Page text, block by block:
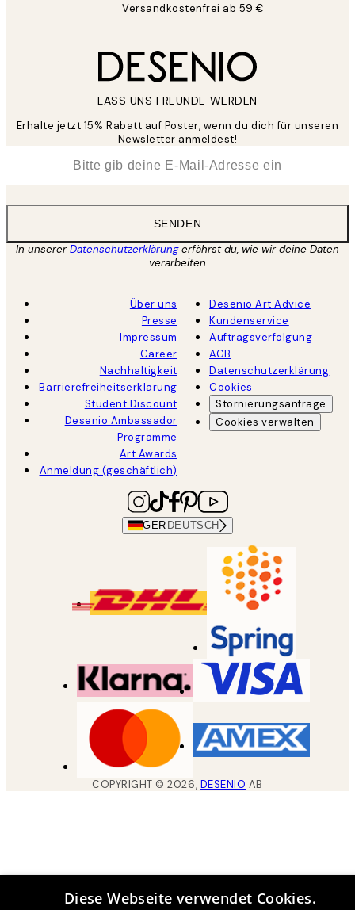
Versandkostenfrei ab 59 €
LASS UNS FREUNDE WERDEN
Erhalte jetzt 15% Rabatt auf Poster, wenn du dich für unseren
Newsletter anmeldest!
SENDEN
In unsererDatenschutzerklärungerfährst du, wie wir deine Daten
verarbeiten
Über uns
Presse
Impressum
Career
Nachhaltigkeit
Barrierefreiheitserklärung
Student Discount
Desenio Ambassador
Programme
Art Awards
Anmeldung (geschäftlich)
Desenio Art Advice
Kundenservice
Auftragsverfolgung
AGB
Datenschutzerklärung
Cookies
Stornierungsanfrage
Cookies verwalten
GER DEUTSCH
COPYRIGHT ©2026, DESENIO AB
Diese Webseite verwendet Cookies.